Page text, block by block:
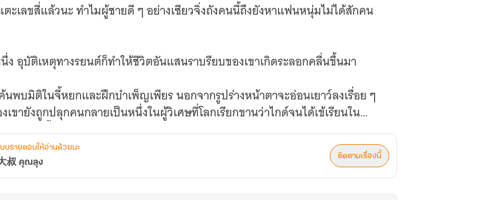
ะเลขสี่แล้วนะ ทำไมผู้ชายดี ๆ อย่างเซียวจิ่งถังคนนี้ถึงยังหาแฟนหนุ่มไม่ได้สักคน
อุบัติเหตุทางรยนต์ก็ทำให้ชีวิตอันแสนราบรียบของเขาเกิดระลอกคลื่นขึ้นมา
นพบมิติในจี้หยกและฝึกบำเพ็ญเพียร นอกจากรูปร่างหน้าตาจะอ่อนเยาว์ลงเรื่อย ๆ
เขายังถูกปลุกคนกลายเป็นหนึ่งในผู้วิเศษที่โลกเรียกขานว่าไกด์จนได้เข้เรียนใน
ษาอีกครั้ง
แห้งเหี่ยวมานาน ในที่สุดก็มีอายุเจริญหูเจริญตากับเขาเสียที อายุปูนนี้แล้วกลับเพิ่ง
เสียได้
บรายตอนให้อ่านด้วยนะ
叔 คุณลุง
ติดตามเรื่องนี้